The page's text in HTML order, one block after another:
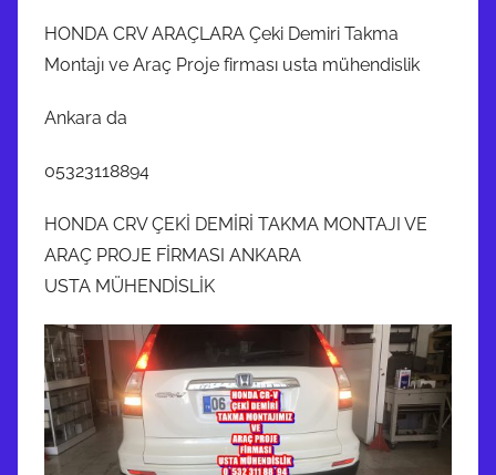
HONDA CRV ARAÇLARA Çeki Demiri Takma
Montajı ve Araç Proje firması usta mühendislik
Ankara da
05323118894
HONDA CRV ÇEKİ DEMİRİ TAKMA MONTAJI VE
ARAÇ PROJE FİRMASI ANKARA
USTA MÜHENDİSLİK